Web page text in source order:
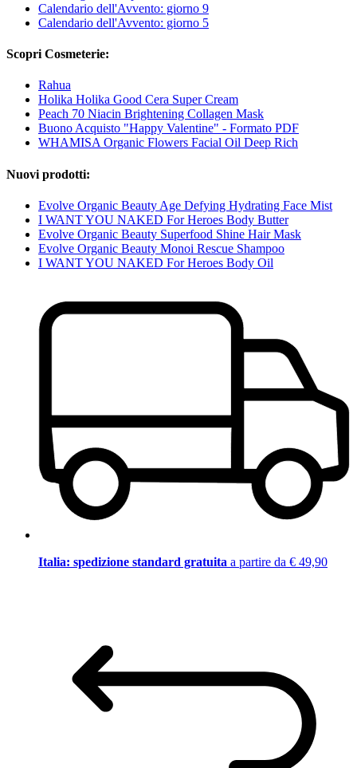
Calendario dell'Avvento: giorno 9
Calendario dell'Avvento: giorno 5
Scopri Cosmeterie:
Rahua
Holika Holika Good Cera Super Cream
Peach 70 Niacin Brightening Collagen Mask
Buono Acquisto "Happy Valentine" - Formato PDF
WHAMISA Organic Flowers Facial Oil Deep Rich
Nuovi prodotti:
Evolve Organic Beauty Age Defying Hydrating Face Mist
I WANT YOU NAKED For Heroes Body Butter
Evolve Organic Beauty Superfood Shine Hair Mask
Evolve Organic Beauty Monoi Rescue Shampoo
I WANT YOU NAKED For Heroes Body Oil
Italia: spedizione standard gratuita a partire da € 49,90